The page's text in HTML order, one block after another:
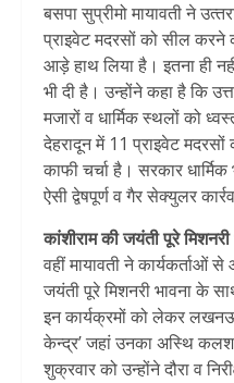
बसपा सुप्रीमो मायावती ने
प्राइवेट मदरसों को सील करने
आड़े हाथ लिया है। इतना ही
भी दी है। उन्‍होंने कहा है कि
मजारों व धार्मिक स्थलों को
देहरादून में 11 प्राइवेट
काफी चर्चा है। सरकार
ऐसी द्वेषपूर्ण व गैर सेक्युलर
कांशीराम की जयंती पूरे
वहीं मायावती ने कार्यकर्ताओं से
जयंती पूरे मिशनरी भावना के
इन कार्यक्रमों को लेकर
केन्द्र’ जहां उनका अस्थि कलश
शुक्रवार को उन्‍होंने दौरा व